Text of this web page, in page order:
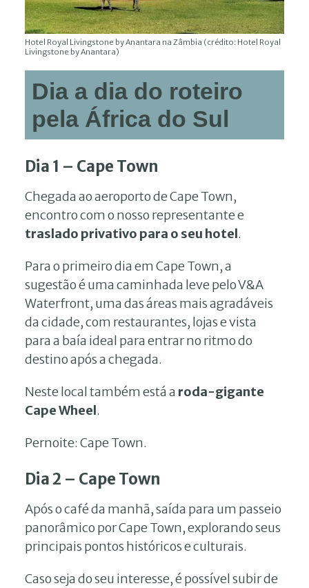
Hotel Royal Livingstone by Anantara na Zâmbia (crédito: Hotel Royal
Livingstone by Anantara)
Dia a dia do roteiro
pela África do Sul
Dia 1 – Cape Town
Chegada ao aeroporto de Cape Town,
encontro com o nosso representante e
traslado privativo para o seu hotel.
Para o primeiro dia em Cape Town, a
sugestão é uma caminhada leve pelo V&A
Waterfront, uma das áreas mais agradáveis
da cidade, com restaurantes, lojas e vista
para a baía ideal para entrar no ritmo do
destino após a chegada.
Neste local também está a roda-gigante
Cape Wheel.
Pernoite: Cape Town.
Dia 2 – Cape Town
Após o café da manhã, saída para um passeio
panorâmico por Cape Town, explorando seus
principais pontos históricos e culturais.
Caso seja do seu interesse, é possível subir de